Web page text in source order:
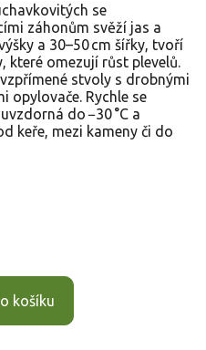
košíku
se
záhonům svěží jas a
a 30–50 cm šířky, tvoří
omezují růst plevelů.
stvoly s drobnými
opylovače. Rychle se
do −30 °C a
keře, mezi kameny či do